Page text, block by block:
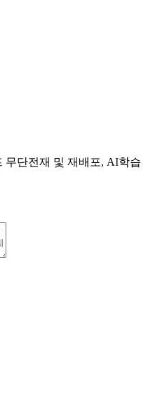
단전재 및 재배포, AI학습